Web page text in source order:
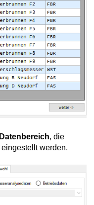
Datenbereich, die
eingestellt werden.